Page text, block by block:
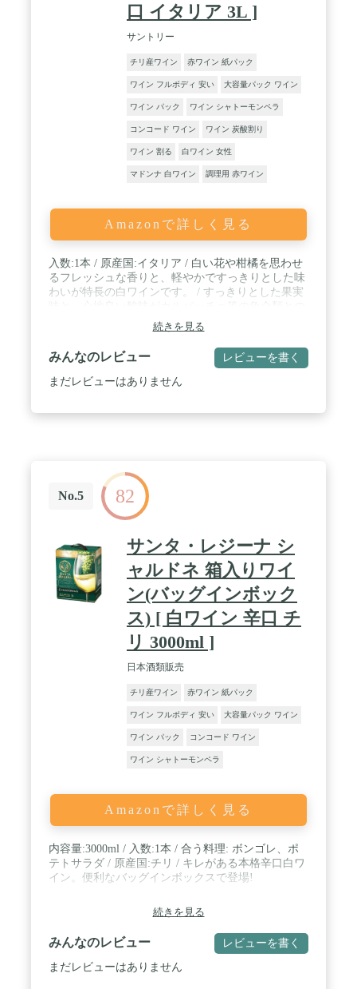
口 イタリア 3L ]
サントリー
チリ産ワイン 赤ワイン 紙パック
ワイン フルボディ 安い 大容量パック ワイン
ワイン パック ワイン シャトーモンペラ
コンコード ワイン ワイン 炭酸割り
ワイン 割る 白ワイン 女性
マドンナ 白ワイン 調理用 赤ワイン
Amazonで詳しく見る
入数:1本 / 原産国:イタリア / 白い花や柑橘を思わせ
るフレッシュな香りと、軽やかですっきりとした味
わいが特長の白ワインです。 / すっきりとした果実
相性が抜群です。 / 大容量なので毎日の晩酌や、人
がが集まるホームパーティやBBQ、キャンプなどに
も適切です。
続きを見る
みんなのレビュー レビューを書く
まだレビューはありません
No.5 82
サンタ・レジーナ シ
ャルドネ 箱入りワイ
ン(バッグインボック
ス) [ 白ワイン 辛口 チ
リ 3000ml ]
日本酒類販売
チリ産ワイン 赤ワイン 紙パック
ワイン フルボディ 安い 大容量パック ワイン
ワイン パック コンコード ワイン
ワイン シャトーモンペラ
Amazonで詳しく見る
内容量:3000ml / 入数:1本 / 合う料理: ボンゴレ、ポ
テトサラダ / 原産国:チリ / キレがある本格辛口白ワ
イン。便利なバッグインボックスで登場!
続きを見る
みんなのレビュー レビューを書く
まだレビューはありません